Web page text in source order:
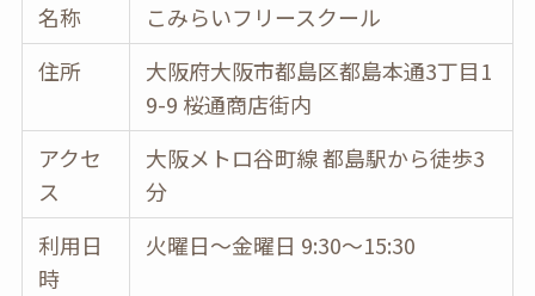
名称
こみらいフリースクール
住所
大阪府大阪市都島区都島本通3丁目1
9-9 桜通商店街内
アクセ
ス
大阪メトロ谷町線 都島駅から徒歩3
分
利用日
時
火曜日～金曜日 9:30～15:30